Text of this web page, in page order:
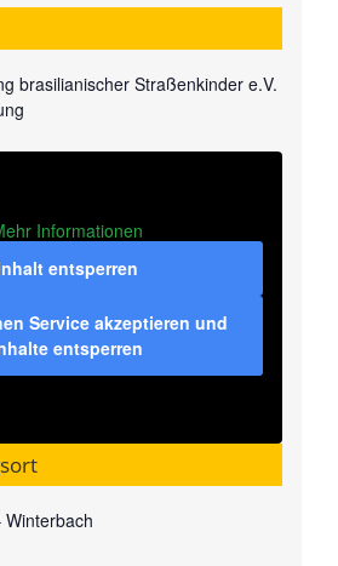
brasilianischer Straßenkinder e.V.
Informationen
entsperren
Service akzeptieren und
entsperren